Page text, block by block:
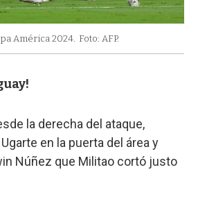
América 2024. Foto: AFP.
la derecha del ataque,
en la puerta del área y
Núñez que Militao cortó justo